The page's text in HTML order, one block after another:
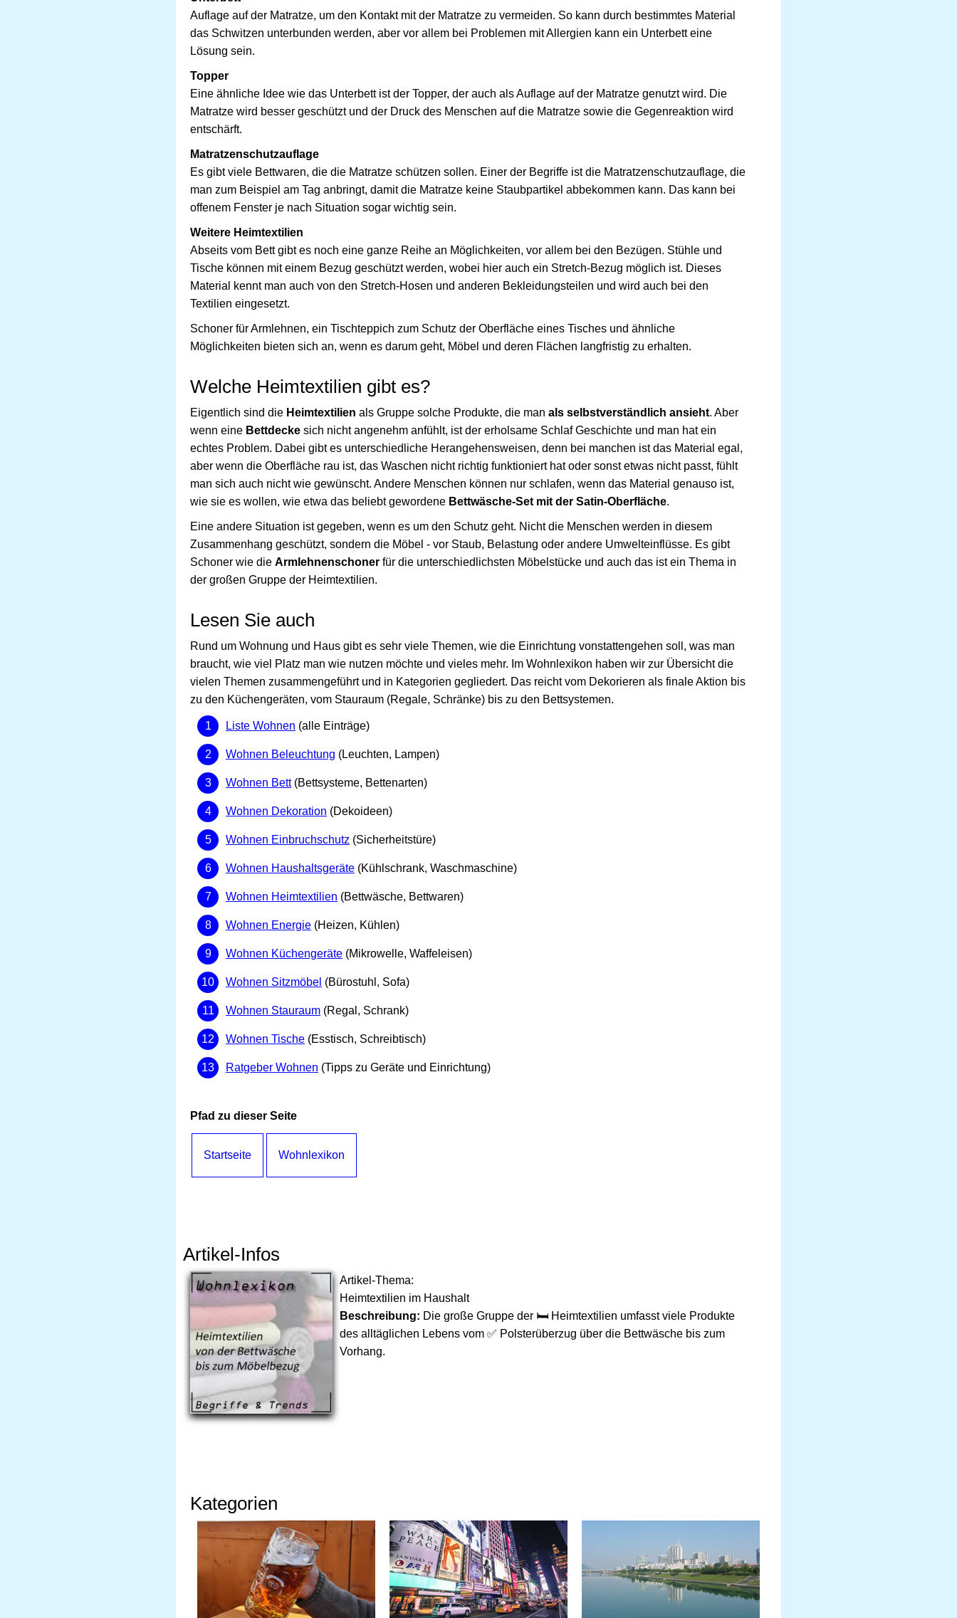
Auflage auf der Matratze, um den Kontakt mit der Matratze zu vermeiden. So kann durch bestimmtes Material
das Schwitzen unterbunden werden, aber vor allem bei Problemen mit Allergien kann ein Unterbett eine
Lösung sein.
Topper
Eine ähnliche Idee wie das Unterbett ist der Topper, der auch als Auflage auf der Matratze genutzt wird. Die
Matratze wird besser geschützt und der Druck des Menschen auf die Matratze sowie die Gegenreaktion wird
entschärft.
Matratzenschutzauflage
Es gibt viele Bettwaren, die die Matratze schützen sollen. Einer der Begriffe ist die Matratzenschutzauflage, die
man zum Beispiel am Tag anbringt, damit die Matratze keine Staubpartikel abbekommen kann. Das kann bei
offenem Fenster je nach Situation sogar wichtig sein.
Weitere Heimtextilien
Abseits vom Bett gibt es noch eine ganze Reihe an Möglichkeiten, vor allem bei den Bezügen. Stühle und
Tische können mit einem Bezug geschützt werden, wobei hier auch ein Stretch-Bezug möglich ist. Dieses
Material kennt man auch von den Stretch-Hosen und anderen Bekleidungsteilen und wird auch bei den
Textilien eingesetzt.
Schoner für Armlehnen, ein Tischteppich zum Schutz der Oberfläche eines Tisches und ähnliche
Möglichkeiten bieten sich an, wenn es darum geht, Möbel und deren Flächen langfristig zu erhalten.
Welche Heimtextilien gibt es?
Eigentlich sind die Heimtextilien als Gruppe solche Produkte, die man als selbstverständlich ansieht. Aber
wenn eine Bettdecke sich nicht angenehm anfühlt, ist der erholsame Schlaf Geschichte und man hat ein
echtes Problem. Dabei gibt es unterschiedliche Herangehensweisen, denn bei manchen ist das Material egal,
aber wenn die Oberfläche rau ist, das Waschen nicht richtig funktioniert hat oder sonst etwas nicht passt, fühlt
man sich auch nicht wie gewünscht. Andere Menschen können nur schlafen, wenn das Material genauso ist,
wie sie es wollen, wie etwa das beliebt gewordene Bettwäsche-Set mit der Satin-Oberfläche.
Eine andere Situation ist gegeben, wenn es um den Schutz geht. Nicht die Menschen werden in diesem
Zusammenhang geschützt, sondern die Möbel - vor Staub, Belastung oder andere Umwelteinflüsse. Es gibt
Schoner wie die Armlehnenschoner für die unterschiedlichsten Möbelstücke und auch das ist ein Thema in
der großen Gruppe der Heimtextilien.
Lesen Sie auch
Rund um Wohnung und Haus gibt es sehr viele Themen, wie die Einrichtung vonstattengehen soll, was man
braucht, wie viel Platz man wie nutzen möchte und vieles mehr. Im Wohnlexikon haben wir zur Übersicht die
vielen Themen zusammengeführt und in Kategorien gegliedert. Das reicht vom Dekorieren als finale Aktion bis
zu den Küchengeräten, vom Stauraum (Regale, Schränke) bis zu den Bettsystemen.
Liste Wohnen (alle Einträge)
Wohnen Beleuchtung (Leuchten, Lampen)
Wohnen Bett(Bettsysteme, Bettenarten)
Wohnen Dekoration (Dekoideen)
Wohnen Einbruchschutz (Sicherheitstüre)
Wohnen Haushaltsgeräte (Kühlschrank, Waschmaschine)
Wohnen Heimtextilien (Bettwäsche, Bettwaren)
Wohnen Energie (Heizen, Kühlen)
Wohnen Küchengeräte (Mikrowelle, Waffeleisen)
Wohnen Sitzmöbel (Bürostuhl, Sofa)
Wohnen Stauraum (Regal, Schrank)
Wohnen Tische (Esstisch, Schreibtisch)
Ratgeber Wohnen (Tipps zu Geräte und Einrichtung)
Pfad zu dieser Seite
Startseite Wohnlexikon
Artikel-Infos
Artikel-Thema:
Heimtextilien im Haushalt
Beschreibung: Die große Gruppe der 🛏 Heimtextilien umfasst viele Produkte
des alltäglichen Lebens vom ✅ Polsterüberzug über die Bettwäsche bis zum
Vorhang.
Kategorien